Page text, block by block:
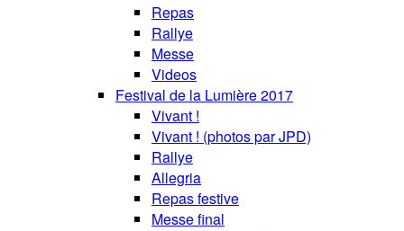
Repas
Rallye
Messe
Videos
Festival de la Lumière 2017
Vivant !
Vivant ! (photos par JPD)
Rallye
Allegria
Repas festive
Messe final